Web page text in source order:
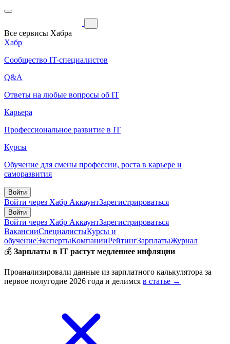
Все сервисы Хабра
Хабр
Сообщество IT-специалистов
Q&A
Ответы на любые вопросы об IT
Карьера
Профессиональное развитие в IT
Курсы
Обучение для смены профессии, роста в карьере и
саморазвития
Войти
Войти через Хабр АккаунтЗарегистрироваться
Войти
Войти через Хабр АккаунтЗарегистрироваться
ВакансииСпециалистыКурсы и
обучениеЭкспертыКомпанииРейтингЗарплатыЖурнал
💰 Зарплаты в IT растут медленнее инфляции
Проанализировали данные из зарплатного калькулятора за
первое полугодие 2026 года и делимся в статье →